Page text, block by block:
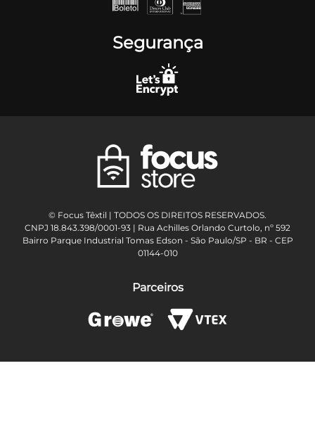
Segurança
© Focus Têxtil | TODOS OS DIREITOS RESERVADOS.
CNPJ 18.843.398/0001-93 | Rua Achilles Orlando Curtolo, nº 592
Bairro Parque Industrial Tomas Edson - São Paulo/SP - BR - CEP
01144-010
Parceiros